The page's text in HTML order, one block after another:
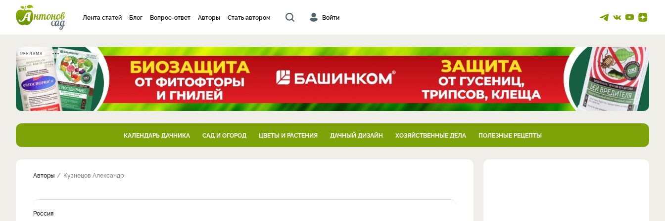
Лента статей Блог Вопрос-ответ Авторы Стать автором Войти
РЕКЛАМА
КАЛЕНДАРЬ ДАЧНИКА САД И ОГОРОД ЦВЕТЫ И РАСТЕНИЯ ДАЧНЫЙ ДИЗАЙН ХОЗЯЙСТВЕННЫЕ ДЕЛА ПОЛЕЗНЫЕ РЕЦЕПТЫ
Авторы Кузнецов Александр
Россия